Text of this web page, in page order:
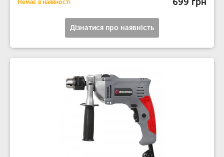
Немає в наявності
Дізнатися про наявність